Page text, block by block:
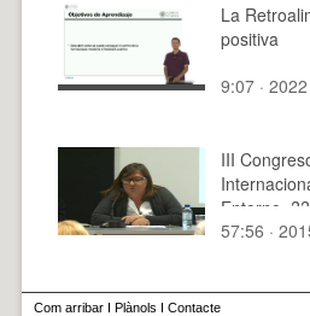
La
positiva
9:07 · 2022
III
Entorno.
estética del
57:56 ·
Com arribar I Plànols I Contacte